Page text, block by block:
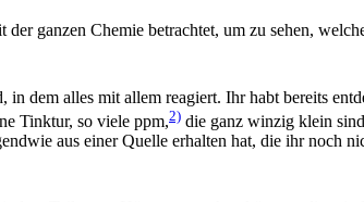
ganzen Chemie betrachtet, um zu sehen,
in dem alles mit allem reagiert. Ihr habt bereits
Tinktur, so viele ppm,2) die ganz winzig klein
aus einer Quelle erhalten hat, die ihr noch